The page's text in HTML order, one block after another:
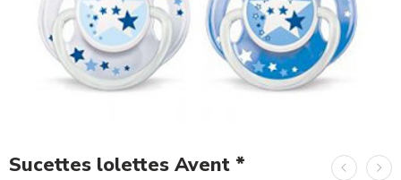
Sucettes lolettes Avent *